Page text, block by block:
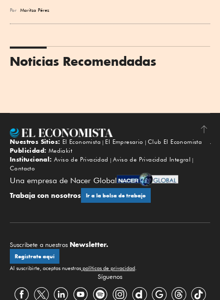
Por Maritza Pérez
Noticias Recomendadas
Subir
Nuestros Sitios: El Economista El Empresario
Club El Economista
Publicidad: Mediakit
Institucional: Aviso de Privacidad
Aviso de Privacidad Integral
Contacto
Una empresa de Nacer Global
Trabaja con nosotros Ir a la bolsa de trabajo
Suscríbete a nuestros Newsletter.
Regístrate aquí
Al suscribirte, aceptas nuestras políticas de privacidad.
Síguenos